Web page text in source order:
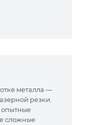
металла —
резки.
сложные